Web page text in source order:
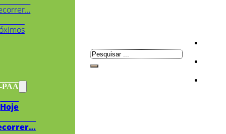
PAA
Hoje
Pesquisar